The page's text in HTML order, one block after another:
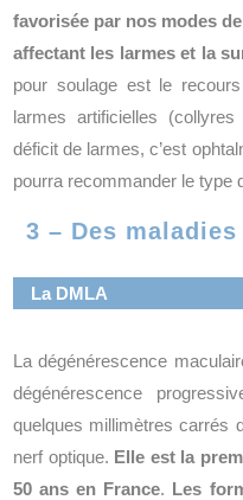
favorisée par nos modes
affectant les larmes et la
pour soulage est le
larmes artificielles
déficit de larmes, c’est
pourra recommander le type
3 – Des
La DMLA
La dégénérescence
dégénérescence
quelques millimètres carrés
nerf optique. Elle est la
50 ans en France. Les